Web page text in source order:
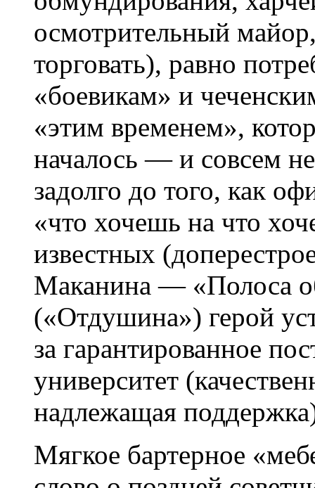
осмотрительный
торговать), равно
«боевикам» и
«этим временем»,
началось — и совсем
задолго до того, как
«что хочешь на что
известных
Маканина — «Полоса
(«Отдушина») герой
за гарантированное
университет
надлежащая
Мягкое бартерное